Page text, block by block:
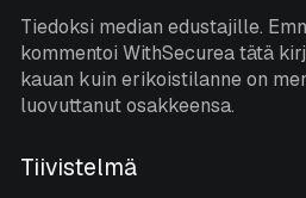
Yhteystiedot
Tiedoksi median edustajille.
kommentoi WithSecurea tätä
kauan kuin erikoistilanne on
luovuttanut osakkeensa.
Tiivistelmä